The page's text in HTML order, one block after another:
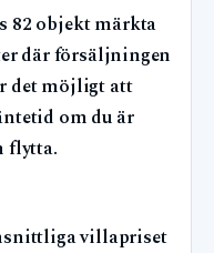
82 objekt märkta
där försäljningen
det möjligt att
om du är
flytta.
villapriset